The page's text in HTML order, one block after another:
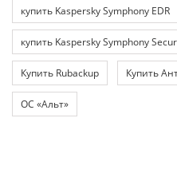
купить Kaspersky Symphony EDR
купить Kaspersky Symphony
Купить Rubackup Купить
ОС «Альт»